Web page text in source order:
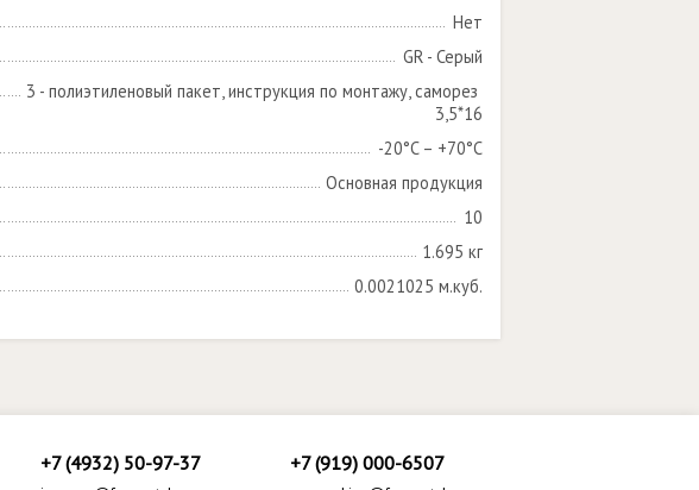
Нет
GR - Серый
3 - полиэтиленовый пакет, инструкция по монтажу, саморез
3,5*16
-20°C – +70°C
Основная продукция
10
1.695 кг
0.0021025 м.куб.
+7 (4932) 50-97-37 +7 (919) 000-6507